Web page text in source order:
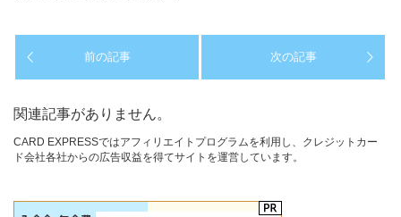
前の記事 次の記事
関連記事がありません。
CARD EXPRESSではアフィリエイトプログラムを利用し、クレジットカー
ド会社各社からの広告収益を得てサイトを運営しています。